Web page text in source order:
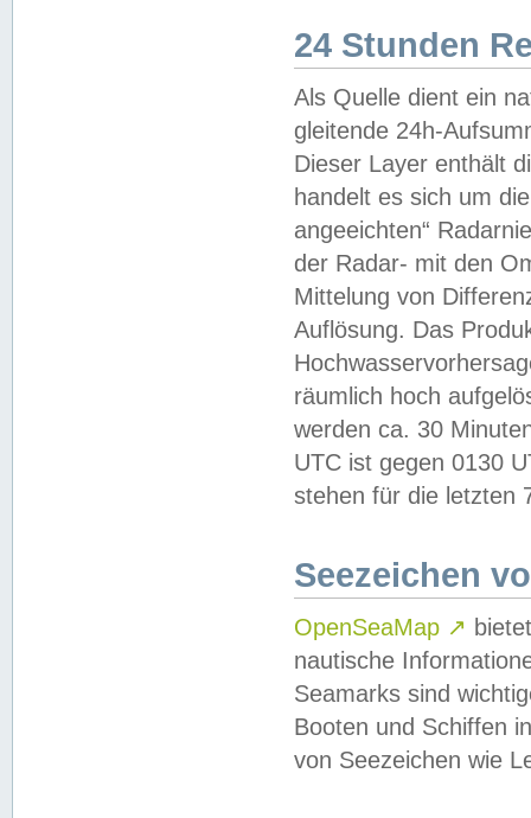
24 Stunden
Als Quelle dient ein
gleitende 24h-
Dieser Layer enthält
handelt es sich um
angeeichten“
der Radar- mit den
Mittelung von
Auflösung. Das
räumlich hoch
werden ca. 30
UTC ist gegen 0130
stehen für die letzten
Seezeichen
OpenSeaMap ↗
nautische
Seamarks sind
Booten und Schiffen
von Seezeichen wie